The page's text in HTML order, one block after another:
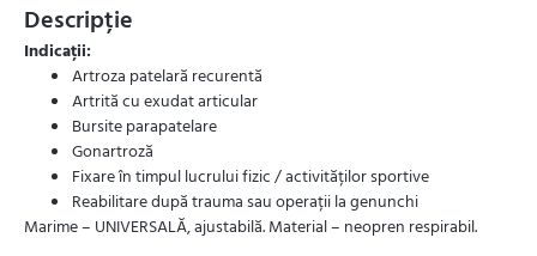
Descripție
Indicații:
Artroza patelară recurentă
Artrită cu exudat articular
Bursite parapatelare
Gonartroză
Fixare în timpul lucrului fizic / activităților sportive
Reabilitare după trauma sau operații la genunchi
Marime – UNIVERSALĂ, ajustabilă. Material – neopren respirabil.